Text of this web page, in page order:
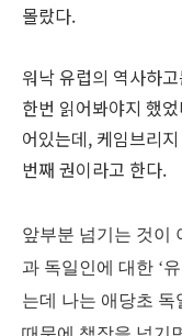
몰랐다.
워낙 유럽의 역사하
한번 읽어봐야지 했
어있는데, 케임브리
번째 권이라고 한다.
앞부분 넘기는 것이
과 독일인에 대한 ‘
는데 나는 애당초 독